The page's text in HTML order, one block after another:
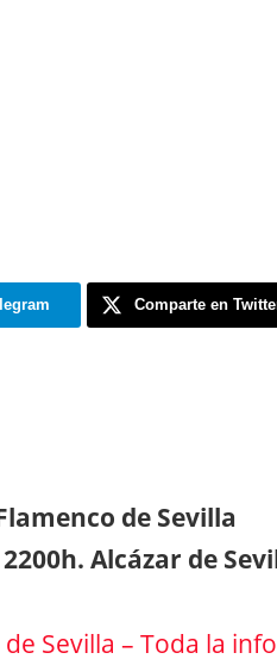
Comparte en
de Sevilla
Alcázar de
Sevilla – Toda la